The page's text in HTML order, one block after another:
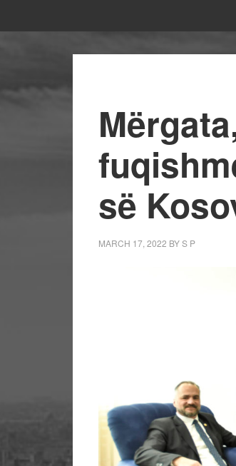
së
MARCH 17, 2022 BYS P